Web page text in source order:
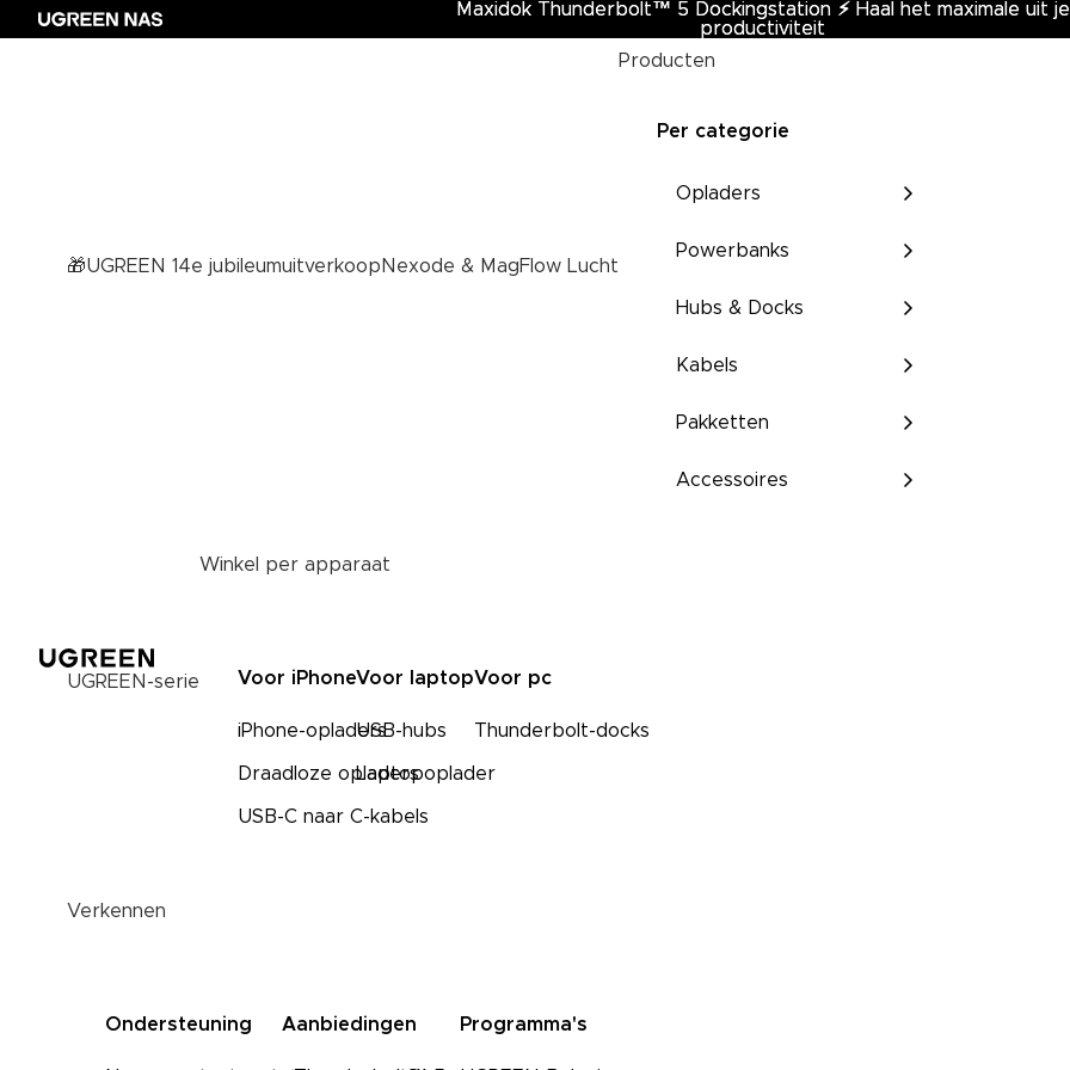
Maxidok Thunderbolt™ 5 Dockingstation ⚡︎ Haal het maximale uit je
productiviteit
Maxidok Thunderbolt™ 5 Dockingstation ⚡︎ Haal het maximale uit je
productiviteit
🎁UGREEN 14e jubileumuitverkoop Nexode & MagFlow Lucht
Producten
Per categorie
Opladers
Powerbanks
Hubs & Docks
Kabels
Pakketten
Accessoires
UGREEN-serie
Winkel per apparaat
Voor iPhone
iPhone-opladers
Draadloze opladers
USB-C naar C-kabels
Voor laptop
USB-hubs
Laptopoplader
Voor pc
Thunderbolt-docks
Verkennen
Ondersteuning Aanbiedingen Programma's